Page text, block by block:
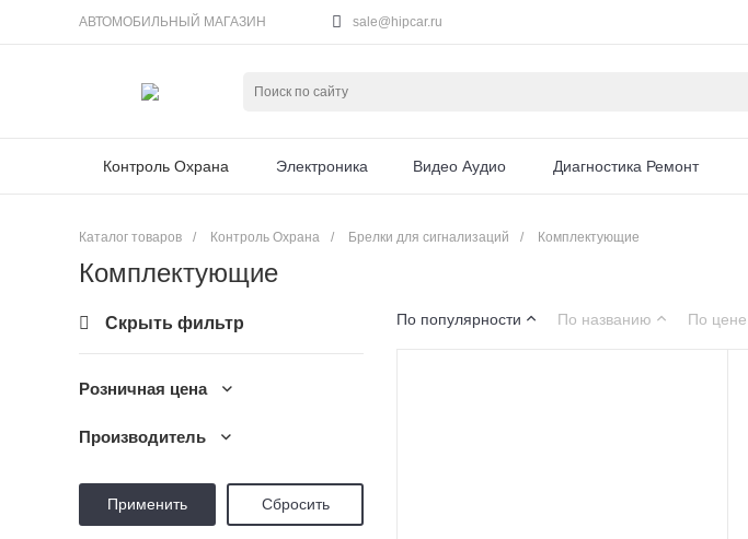
АВТОМОБИЛЬНЫЙ МАГАЗИН sale@hipcar.ru
Контроль Охрана Электроника Видео Аудио Диагностика Ремонт
Каталог товаров / Контроль Охрана / Брелки для сигнализаций / Комплектующие
Комплектующие
Скрыть фильтр
Розничная цена
Производитель
По популярности По названию По цене